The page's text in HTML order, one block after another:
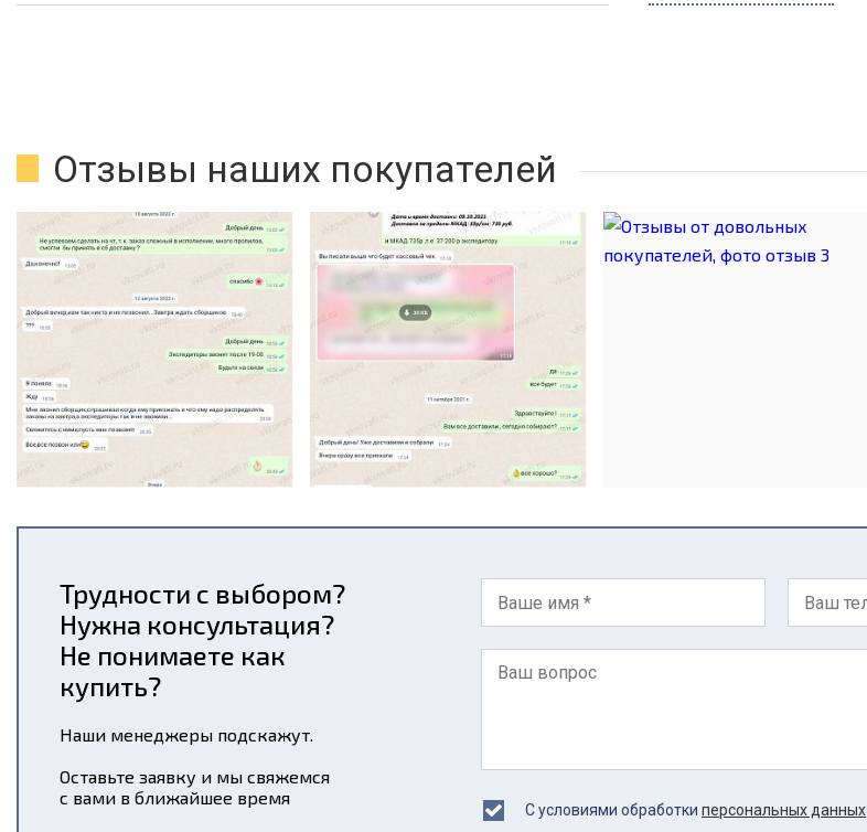
Отзывы наших покупателей
Трудности с выбором?
Нужна консультация?
Не понимаете как
купить?
Наши менеджеры подскажут.
Оставьте заявку и мы свяжемся
с вами в ближайшее время
С условиями обработки персональных данных